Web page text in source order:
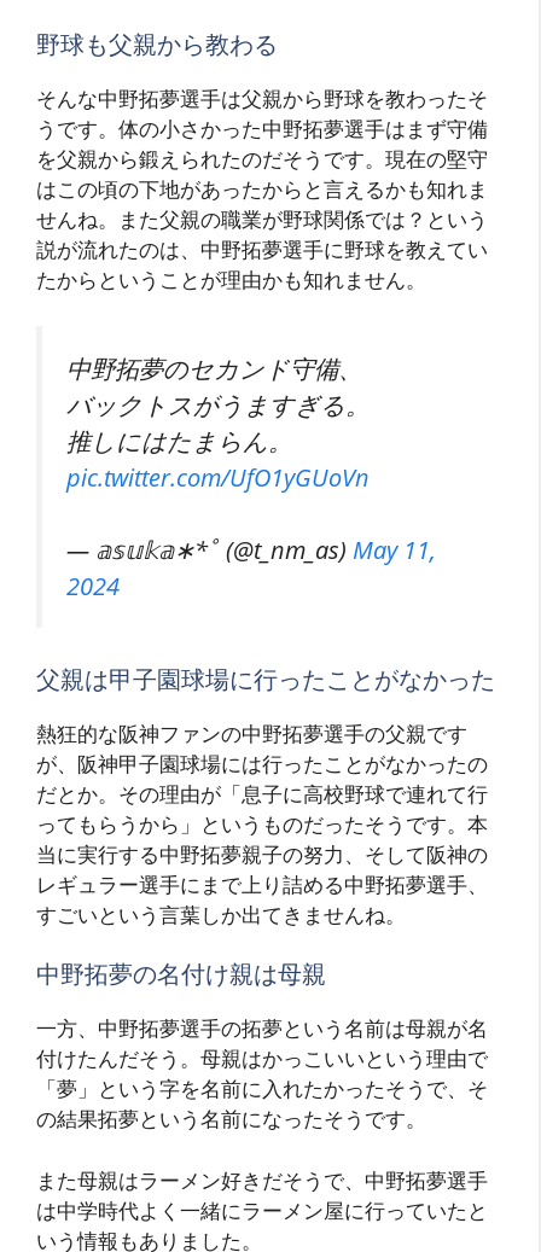
野球も父親から教わる
そんな中野拓夢選手は父親から野球を教わったそ
うです。体の小さかった中野拓夢選手はまず守備
を父親から鍛えられたのだそうです。現在の堅守
はこの頃の下地があったからと言えるかも知れま
せんね。また父親の職業が野球関係では？という
説が流れたのは、中野拓夢選手に野球を教えてい
たからということが理由かも知れません。
中野拓夢のセカンド守備、
バックトスがうますぎる。
推しにはたまらん。
pic.twitter.com/UfO1yGUoVn
— 𝕒𝕤𝕦𝕜𝕒∗*ﾟ (@t_nm_as) May 11,
2024
父親は甲子園球場に行ったことがなかった
熱狂的な阪神ファンの中野拓夢選手の父親です
が、阪神甲子園球場には行ったことがなかったの
だとか。その理由が「息子に高校野球で連れて行
ってもらうから」というものだったそうです。本
当に実行する中野拓夢親子の努力、そして阪神の
レギュラー選手にまで上り詰める中野拓夢選手、
すごいという言葉しか出てきませんね。
中野拓夢の名付け親は母親
一方、中野拓夢選手の拓夢という名前は母親が名
付けたんだそう。母親はかっこいいという理由で
「夢」という字を名前に入れたかったそうで、そ
の結果拓夢という名前になったそうです。
また母親はラーメン好きだそうで、中野拓夢選手
は中学時代よく一緒にラーメン屋に行っていたと
いう情報もありました。